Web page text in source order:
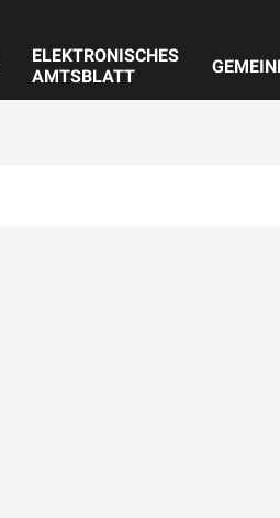
ELEKTRONISCHES
AMTSBLATT